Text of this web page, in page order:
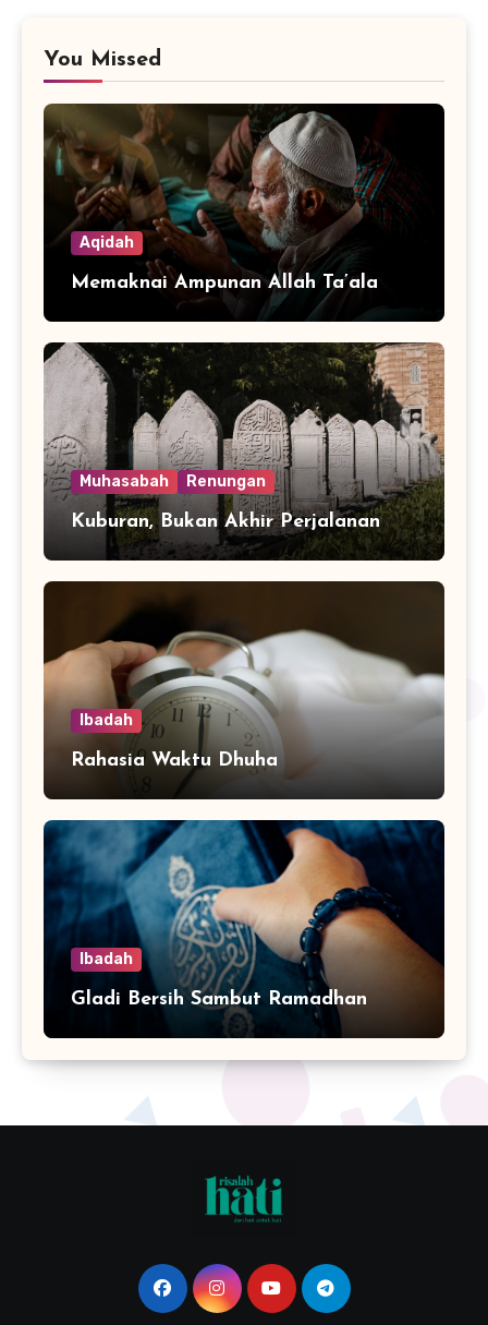
You Missed
Aqidah
Memaknai Ampunan Allah Ta’ala
Muhasabah Renungan
Kuburan, Bukan Akhir Perjalanan
Ibadah
Rahasia Waktu Dhuha
Ibadah
Gladi Bersih Sambut Ramadhan